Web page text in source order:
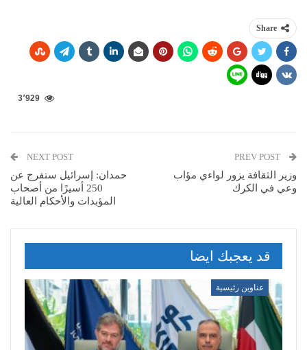
Share
3٬929
وزير الثقافة يزور لواءي مؤاب
وعي في الكرك
NEXT POST
حمدان: إسرائيل ستفرج عن
250 أسيرًا من أصحاب
المؤبدات والأحكام العالية
قد يعجبك ايضا
عناوين رئيسية